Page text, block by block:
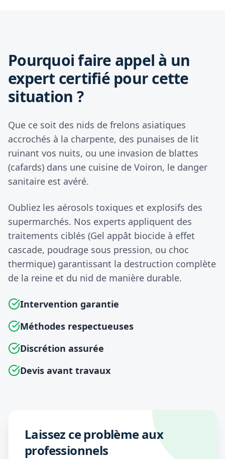
Pourquoi faire appel à un
expert certifié pour cette
situation ?
Que ce soit des nids de frelons asiatiques
accrochés à la charpente, des punaises de lit
ruinant vos nuits, ou une invasion de blattes
(cafards) dans une cuisine de Voiron, le danger
sanitaire est avéré.
Oubliez les aérosols toxiques et explosifs des
supermarchés. Nos experts appliquent des
traitements ciblés (Gel appât biocide à effet
cascade, poudrage sous pression, ou choc
thermique) garantissant la destruction complète
de la reine et du nid de manière durable.
Intervention garantie
Méthodes respectueuses
Discrétion assurée
Devis avant travaux
Laissez ce problème aux
professionnels